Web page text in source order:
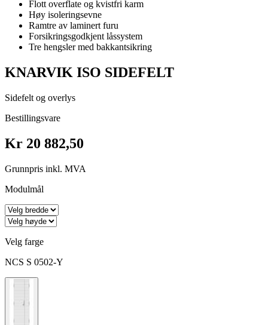
Flott overflate og kvistfri karm
Høy isoleringsevne
Ramtre av laminert furu
Forsikringsgodkjent låssystem
Tre hengsler med bakkantsikring
KNARVIK ISO SIDEFELT
Sidefelt og overlys
Bestillingsvare
Kr 20 882,50
Grunnpris inkl. MVA
Modulmål
Velg farge
NCS S 0502-Y